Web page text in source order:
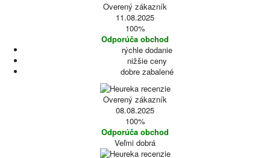
Overený zákazník
11.08.2025
100%
Odporúča obchod
rýchle dodanie
nižšie ceny
dobre zabalené
Overený zákazník
08.08.2025
100%
Odporúča obchod
Veľmi dobrá